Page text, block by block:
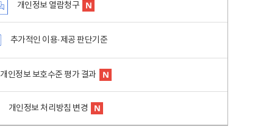
개인정보 열람청구
추가적인 이용·제공 판단기준
개인정보 보호수준 평가 결과
개인정보 처리방침 변경